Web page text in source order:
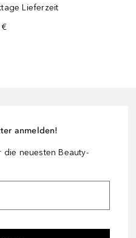
Lieferzeit
€
anmelden!
neuesten Beauty-